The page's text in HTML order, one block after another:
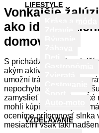
LIFESTYLE
VZDELÁVANIE
Vonkajšie
ako ideálne
domov
S prichádzajúcimi
akým aktivitám sa
umožní tráviť viac času
nepochybne aj čoraz
zamyslieť sa nad tým, aké
mohli kúpiť pre svoju
oceníme prítomnosť slnka
mesiacmi však takí